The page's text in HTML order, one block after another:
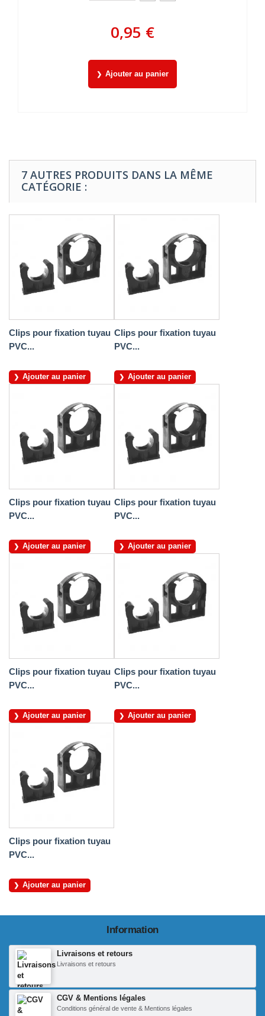
0,95 €
Ajouter au panier
7 AUTRES PRODUITS DANS LA MÊME
CATÉGORIE :
Clips pour fixation tuyau
PVC...
Ajouter au panier
Clips pour fixation tuyau
PVC...
Ajouter au panier
Clips pour fixation tuyau
PVC...
Ajouter au panier
Clips pour fixation tuyau
PVC...
Ajouter au panier
Clips pour fixation tuyau
PVC...
Ajouter au panier
Clips pour fixation tuyau
PVC...
Ajouter au panier
Clips pour fixation tuyau
PVC...
Ajouter au panier
Information
Livraisons et retours
Livraisons et retours
CGV & Mentions légales
Conditions général de vente & Mentions légales